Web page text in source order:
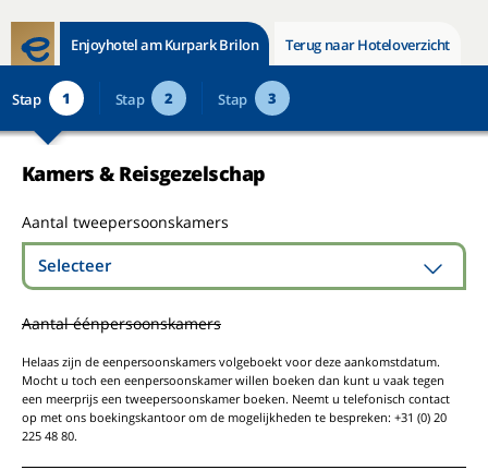
Enjoyhotel am Kurpark Brilon Terug naar Hoteloverzicht
Stap 1 Stap 2 Stap 3
Kamers & Reisgezelschap
Aantal tweepersoonskamers
Selecteer
Aantal éénpersoonskamers
Helaas zijn de eenpersoonskamers volgeboekt voor deze aankomstdatum.
Mocht u toch een eenpersoonskamer willen boeken dan kunt u vaak tegen
een meerprijs een tweepersoonskamer boeken. Neemt u telefonisch contact
op met ons boekingskantoor om de mogelijkheden te bespreken: +31 (0) 20
225 48 80.